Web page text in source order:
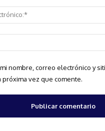
nombre, correo electrónico y
próxima vez que comente.